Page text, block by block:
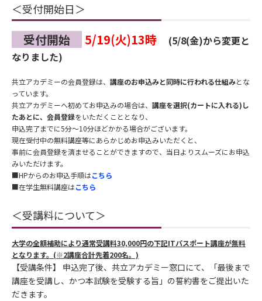
＜受付開始日＞
受付開始 5/19(火)13時
(5/8(金)から変更と
なりました)
共立アカデミーの会員登録は、 講座のお申込みと同時に行われる仕組みとな
っています。
共立アカデミーへ初めてお申込みの場合は、 講座を選択(カートに入れる)し
たあとに、 会員登録をいただくこ ととなり、
申込完了までに5分〜10分ほどかかる場合がございます。
現在受付中の無料講座等にあらかじめお申込みいただくと、
事前に会員登録を済ませることができますので、 当日よりスムーズにお申込
みいただけます。
■HPからのお申込手順はこちら
■在学生無料講座はこちら
＜受講料について＞
大学の全額補助により通常受講料30,000円の下記ITパスポート講座が無料
となります。 (※2講座合計先着200名。)
【受講条件】 申込完了後、共立アカデミー窓口にて、
「最後まで
講座を受講し、かつ本試験を受験する旨」の誓約書をご提出いた
だきます。